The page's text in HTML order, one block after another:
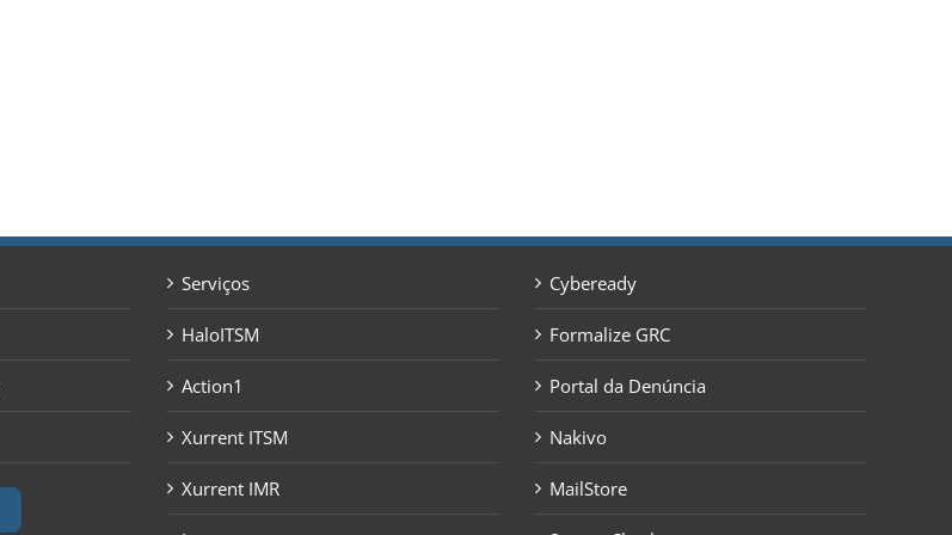
Serviços
HaloITSM
Action1
Xurrent ITSM
Xurrent IMR
Cybeready
Formalize GRC
Portal da Denúncia
Nakivo
MailStore